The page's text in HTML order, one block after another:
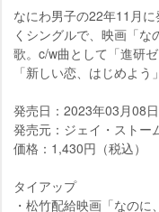
なにわ男子の22年11月
くシングルで、映画「な
歌。c/w曲として「進研
「新しい恋、はじめよう
発売日：2023年03月08日
発売元：ジェイ・ストー
価格：1,430円（税込）
タイアップ
・松竹配給映画「なの